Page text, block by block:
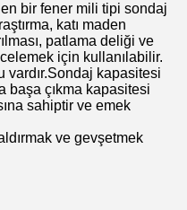
bir fener mili tipi sondaj
katı maden
patlama deliği ve
için kullanılabilir.
vardır.Sondaj kapasitesi
başa çıkma kapasitesi
sahiptir ve emek
ve gevşetmek